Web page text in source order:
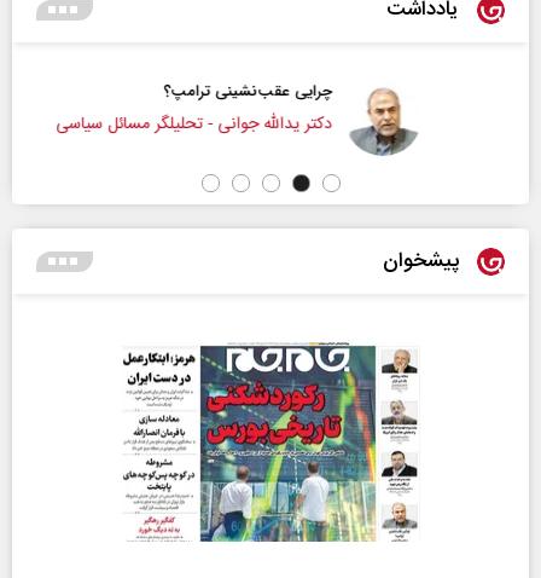
یادداشت
چرایی عقب‌نشینی ترامپ؟
دکتر یدالله جوانی - تحلیلگر مسائل سیاسی
پیشخوان